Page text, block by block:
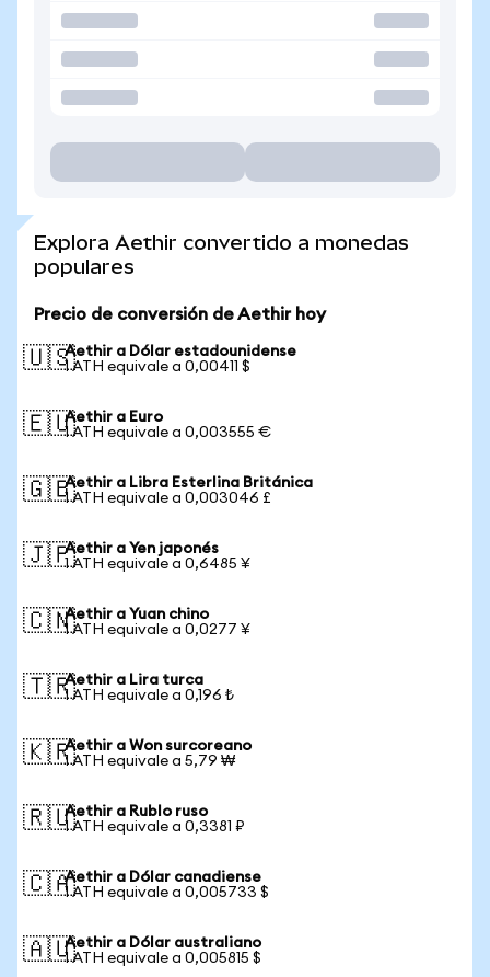
Explora Aethir convertido a monedas
populares
Precio de conversión de Aethir hoy
🇺🇸Aethir a Dólar estadounidense
1 ATH equivale a 0,00411 $
🇪🇺Aethir a Euro
1 ATH equivale a 0,003555 €
🇬🇧Aethir a Libra Esterlina Británica
1 ATH equivale a 0,003046 £
🇯🇵Aethir a Yen japonés
1 ATH equivale a 0,6485 ¥
🇨🇳Aethir a Yuan chino
1 ATH equivale a 0,0277 ¥
🇹🇷Aethir a Lira turca
1 ATH equivale a 0,196 ₺
🇰🇷Aethir a Won surcoreano
1 ATH equivale a 5,79 ₩
🇷🇺Aethir a Rublo ruso
1 ATH equivale a 0,3381 ₽
🇨🇦Aethir a Dólar canadiense
1 ATH equivale a 0,005733 $
🇦🇺Aethir a Dólar australiano
1 ATH equivale a 0,005815 $